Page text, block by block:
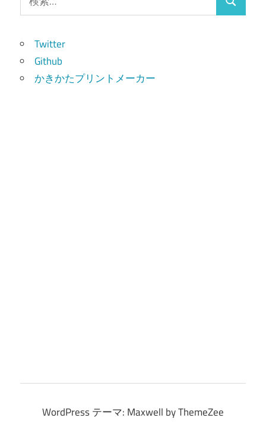
索:
検
Twitter
Github
かきかたプリントメーカー
WordPress テーマ: Maxwell by ThemeZee